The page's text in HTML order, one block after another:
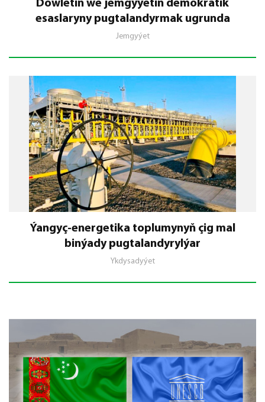
Döwletiň we jemgyýetiň demokratik
esaslaryny pugtalandyrmak ugrunda
Jemgyýet
Ýangyç-energetika toplumynyň çig mal
binýady pugtalandyrylýar
Ykdysadyýet